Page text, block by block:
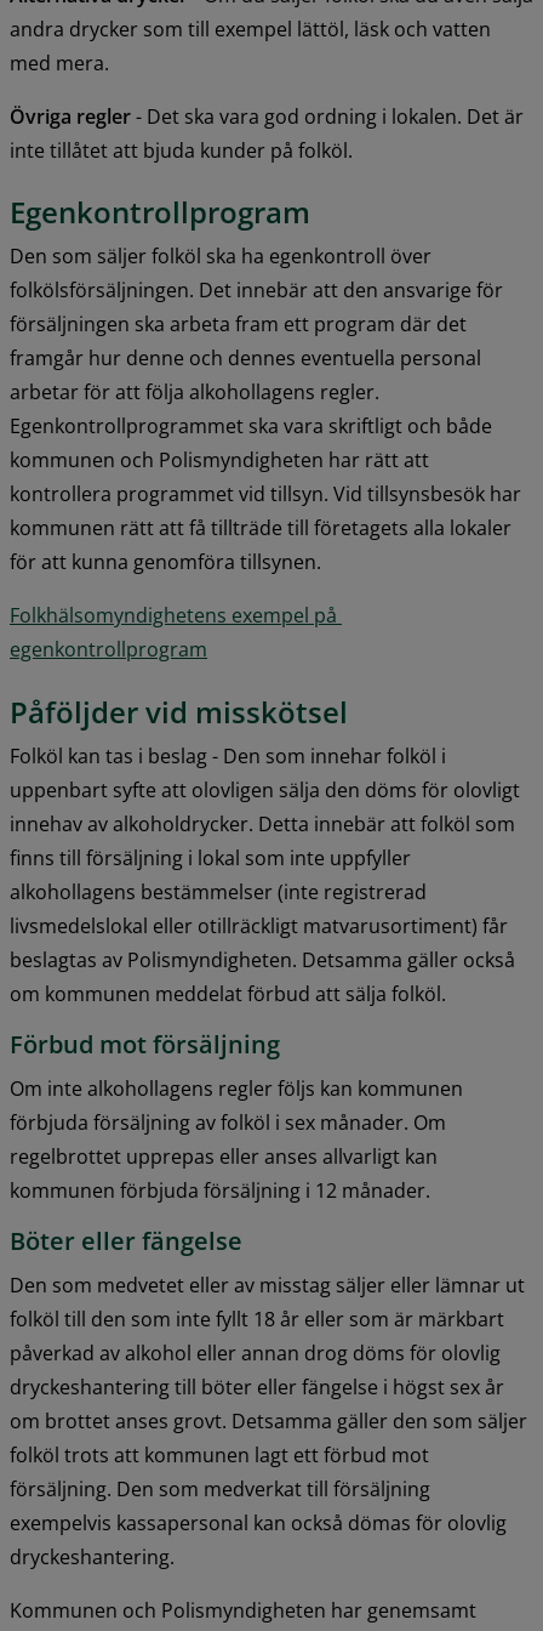
andra drycker som till exempel lättöl, läsk och vatten
med mera.
Övriga regler - Det ska vara god ordning i lokalen. Det är
inte tillåtet att bjuda kunder på folköl.
Egenkontrollprogram
Den som säljer folköl ska ha egenkontroll över
folkölsförsäljningen. Det innebär att den ansvarige för
försäljningen ska arbeta fram ett program där det
framgår hur denne och dennes eventuella personal
arbetar för att följa alkohollagens regler.
Egenkontrollprogrammet ska vara skriftligt och både
kommunen och Polismyndigheten har rätt att
kontrollera programmet vid tillsyn. Vid tillsynsbesök har
kommunen rätt att få tillträde till företagets alla lokaler
för att kunna genomföra tillsynen.
Folkhälsomyndighetens exempel på
egenkontrollprogram
Påföljder vid misskötsel
Folköl kan tas i beslag - Den som innehar folköl i
uppenbart syfte att olovligen sälja den döms för olovligt
innehav av alkoholdrycker. Detta innebär att folköl som
finns till försäljning i lokal som inte uppfyller
alkohollagens bestämmelser (inte registrerad
livsmedelslokal eller otillräckligt matvarusortiment) får
beslagtas av Polismyndigheten. Detsamma gäller också
om kommunen meddelat förbud att sälja folköl.
Förbud mot försäljning
Om inte alkohollagens regler följs kan kommunen
förbjuda försäljning av folköl i sex månader. Om
regelbrottet upprepas eller anses allvarligt kan
kommunen förbjuda försäljning i 12 månader.
Böter eller fängelse
Den som medvetet eller av misstag säljer eller lämnar ut
folköl till den som inte fyllt 18 år eller som är märkbart
påverkad av alkohol eller annan drog döms för olovlig
dryckeshantering till böter eller fängelse i högst sex år
om brottet anses grovt. Detsamma gäller den som säljer
folköl trots att kommunen lagt ett förbud mot
försäljning. Den som medverkat till försäljning
exempelvis kassapersonal kan också dömas för olovlig
dryckeshantering.
Kommunen och Polismyndigheten har genemsamt